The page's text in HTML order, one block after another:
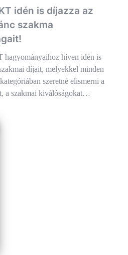
idén is díjazza az
szakma
híven idén is
díjait, melyekkel minden
szeretné elismerni a
a szakmai kiválóságokat…